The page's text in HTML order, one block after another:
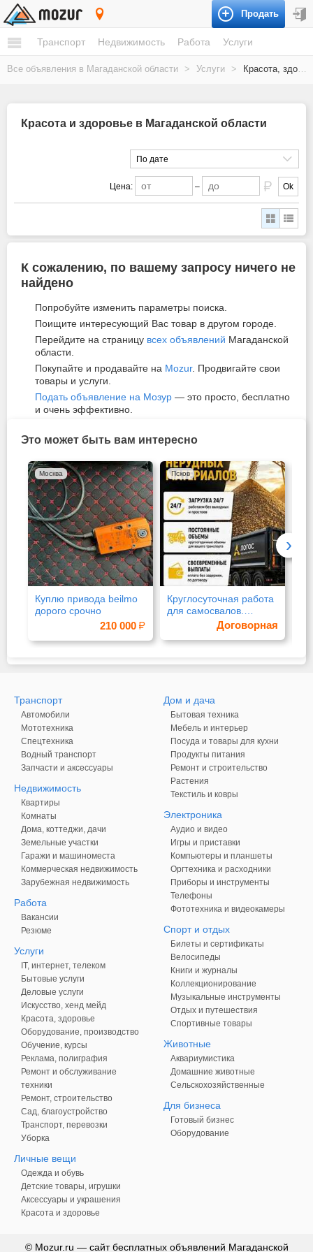
Продать
Транспорт Недвижимость Работа Услуги
Все объявления в Магаданской области > Услуги > Красота, здоровье
Красота и здоровье в Магаданской области
По дате
Цена: – Ok
К сожалению, по вашему запросу ничего не
найдено
Попробуйте изменить параметры поиска.
Поищите интересующий Вас товар в другом городе.
Перейдите на страницу всех объявлений Магаданской
области.
Покупайте и продавайте на Mozur. Продвигайте свои
товары и услуги.
Подать объявление на Мозур — это просто, бесплатно
и очень эффективно.
Это может быть вам интересно
Куплю привода beilmo
дорого срочно
210 000
Москва
Круглосуточная работа
для самосвалов.
Договорная
Псков
›
Транспорт
Автомобили
Мототехника
Спецтехника
Водный транспорт
Запчасти и аксессуары
Недвижимость
Квартиры
Комнаты
Дома, коттеджи, дачи
Земельные участки
Гаражи и машиноместа
Коммерческая недвижимость
Зарубежная недвижимость
Работа
Вакансии
Резюме
Услуги
IT, интернет, телеком
Бытовые услуги
Деловые услуги
Искусство, хенд мейд
Красота, здоровье
Оборудование, производство
Обучение, курсы
Реклама, полиграфия
Ремонт и обслуживание
техники
Ремонт, строительство
Сад, благоустройство
Транспорт, перевозки
Уборка
Личные вещи
Одежда и обувь
Детские товары, игрушки
Аксессуары и украшения
Красота и здоровье
Дом и дача
Бытовая техника
Мебель и интерьер
Посуда и товары для кухни
Продукты питания
Ремонт и строительство
Растения
Текстиль и ковры
Электроника
Аудио и видео
Игры и приставки
Компьютеры и планшеты
Оргтехника и расходники
Приборы и инструменты
Телефоны
Фототехника и видеокамеры
Спорт и отдых
Билеты и сертификаты
Велосипеды
Книги и журналы
Коллекционирование
Музыкальные инструменты
Отдых и путешествия
Спортивные товары
Животные
Аквариумистика
Домашние животные
Сельскохозяйственные
Для бизнеса
Готовый бизнес
Оборудование
© Mozur.ru — сайт бесплатных объявлений Магаданской